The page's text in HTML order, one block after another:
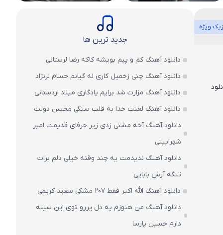
ویژه
جدید ترین ها
دانلود آهنگ کم و پیم بویشه کاکه رضا لرستانی
دانلود آهنگ چنی زخمیل کاری له گیانم حسام لرنژاد
دانلود آهنگ مزارت شد برایم یادگاری میلاد اردستانی
دانلود آهنگ لعنت خدا به قلب سنگی محسن دولت
دانلود آهنگ آخه مشتی زدی زیر حرفای قدیمت امیر
شهرایینی
دانلود آهنگ ندیدمت یه چند وقته خیلی دلم برات
تنگه آرش بابایی
دانلود آهنگ الله اکبر فقط 207 مشکی سعید کریمی
دانلود آهنگ من هنوزم یه دل پررو توی این سینه
دارم حسین پارسا